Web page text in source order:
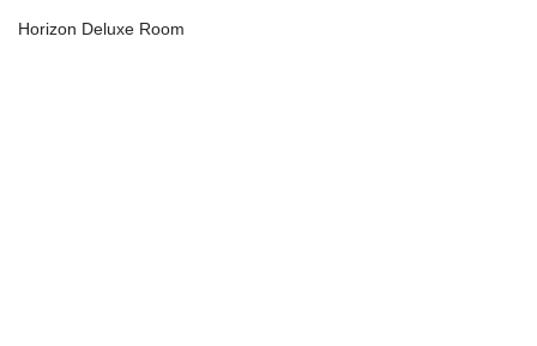
Horizon Deluxe Room